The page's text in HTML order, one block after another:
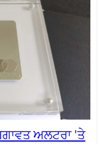
ਅਲਟਰਾ 'ਤੇ